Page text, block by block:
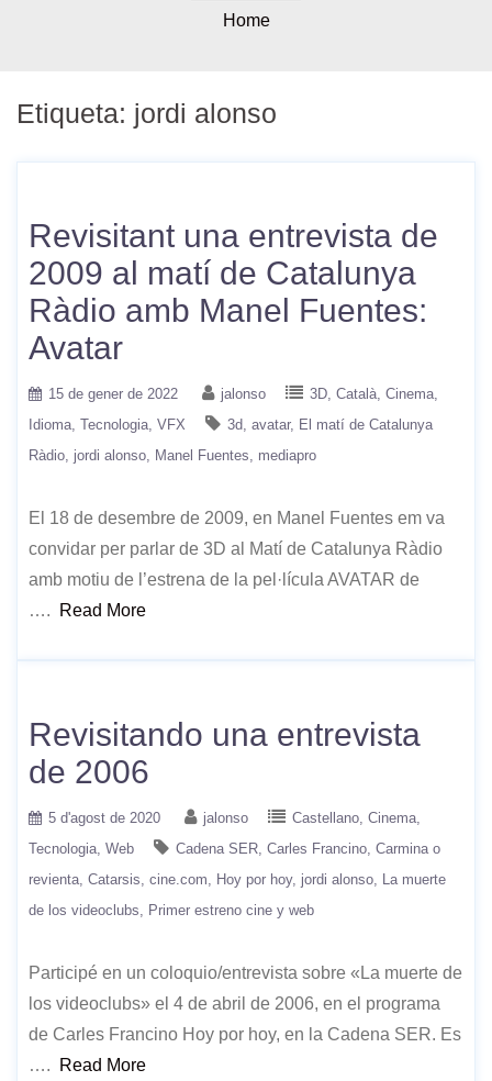
Home
Etiqueta: jordi alonso
Revisitant una entrevista de
2009 al matí de Catalunya
Ràdio amb Manel Fuentes:
Avatar
15 de gener de 2022 jalonso 3D Català Cinema
Idioma Tecnologia VFX 3d avatar
El matí de Catalunya
Ràdio jordi alonso Manel Fuentes mediapro
El 18 de desembre de 2009, en Manel Fuentes em va
convidar per parlar de 3D al Matí de Catalunya Ràdio
amb motiu de l’estrena de la pel·lícula AVATAR de
….
Read More
Revisitando una entrevista
de 2006
5 d'agost de 2020 jalonso Castellano Cinema
Tecnologia Web Cadena SER Carles Francino Carmina o
revienta Catarsis cine.com Hoy por hoy jordi alonso
La muerte
de los videoclubs
Primer estreno cine y web
Participé en un coloquio/entrevista sobre «La muerte de
los videoclubs» el 4 de abril de 2006, en el programa
de Carles Francino Hoy por hoy, en la Cadena SER. Es
….
Read More